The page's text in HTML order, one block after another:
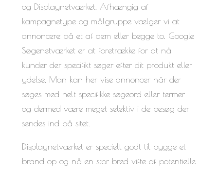
og Displaynetværket. Afhængig af
kampagnetype og målgruppe vælger vi at
annoncere på et af dem eller begge to. Google
Søgenetværket er at foretrække for at nå
kunder der specifikt søger efter dit produkt eller
ydelse. Man kan her vise annoncer når der
søges med helt specifikke søgeord eller termer
og dermed være meget selektiv i de besøg der
sendes ind på sitet.
Displaynetværket er specielt godt til bygge et
brand op og nå en stor bred vifte af potentielle